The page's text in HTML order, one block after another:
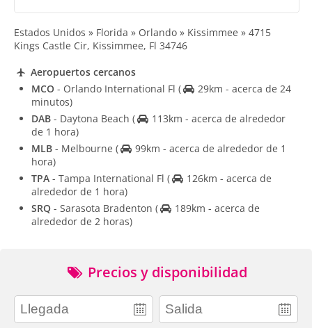
Estados Unidos » Florida » Orlando » Kissimmee » 4715
Kings Castle Cir, Kissimmee, Fl 34746
Aeropuertos cercanos
MCO - Orlando International Fl (
29km - acerca de 24
minutos)
DAB - Daytona Beach (
113km - acerca de alrededor
de 1 hora)
MLB - Melbourne (
99km - acerca de alrededor de 1
hora)
TPA - Tampa International Fl (
126km - acerca de
alrededor de 1 hora)
SRQ - Sarasota Bradenton (
189km - acerca de
alrededor de 2 horas)
Precios y disponibilidad